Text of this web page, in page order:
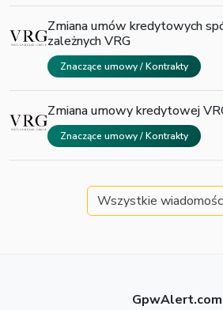
Zmiana umów kredytowych
zależnych VRG
Znaczące umowy / Kontrakty
Zmiana umowy kredytowej
Znaczące umowy / Kontrakty
Wszystkie
GpwAlert.com